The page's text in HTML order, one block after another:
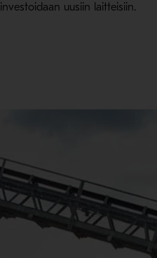
investoidaan uusiin laitteisiin.